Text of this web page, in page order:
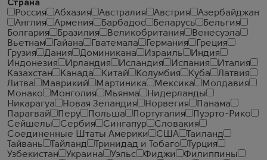
Страна
Россия
Абхазия Австралия Австрия
Азербайджан
Англия
Армения Барбадос Беларусь
Бельгия
Болгария
Бразилия Великобритания
Венесуэла
Вьетнам
Гайана Гватемала Германия
Греция
Грузия
Дания Доминикана Израиль
Индия
Индонезия
Ирландия Исландия Испания
Италия
Казахстан
Канада Китай Колумбия Куба
Латвия
Литва
Маврикий Мартиника Мексика
Молдавия
Монако
Монголия Мьянма
Нидерланды
Никарагуа
Новая Зеландия Норвегия
Панама
Парагвай
Перу Польша Португалия
Пуэрто-Рико
Сейшелы
Сербия Сингапур
Словакия
Соединенные Штаты Америки
США
Таиланд
Тайвань
Тайланд Тринидад и Тобаго
Турция
Узбекистан
Украина Уэльс Фиджи
Филиппины